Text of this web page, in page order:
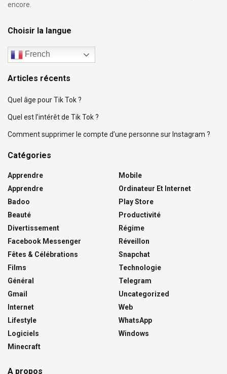
encore.
Choisir la langue
French
Articles récents
Quel âge pour Tik Tok ?
Quel est l’intérêt de Tik Tok ?
Comment supprimer le compte d’une personne sur Instagram ?
Catégories
Apprendre
Apprendre
Badoo
Beauté
Divertissement
Facebook Messenger
Fêtes & Célébrations
Films
Général
Gmail
Internet
Lifestyle
Logiciels
Minecraft
Mobile
Ordinateur Et Internet
Play Store
Productivité
Régime
Réveillon
Snapchat
Technologie
Telegram
Uncategorized
Web
WhatsApp
Windows
A propos